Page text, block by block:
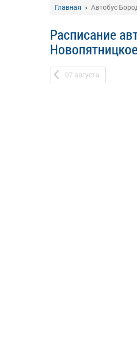
Главная Автобус
Расписание
Новопятницкое
07 августа